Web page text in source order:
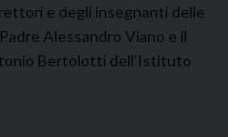
e degli insegnanti delle
Alessandro Viano e il
Bertolotti dell’Istituto